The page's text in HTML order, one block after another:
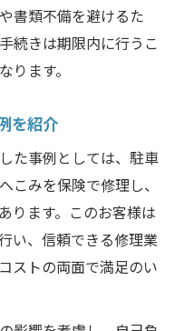
書類不備を避けるた
続きは期限内に行うこ
ります。
を紹介
た事例としては、駐車
こみを保険で修理し、
ります。このお客様は
い、信頼できる修理業
ストの両面で満足のい